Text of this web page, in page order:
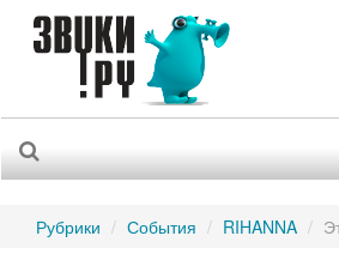
Рубрики События RIHANNA